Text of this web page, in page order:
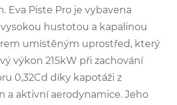
Eva Piste Pro je vybavena
vysokou hustotou a kapalinou
umístěným uprostřed, který
výkon 215kW při zachování
0,32Cd díky kapotáži z
a aktivní aerodynamice. Jeho